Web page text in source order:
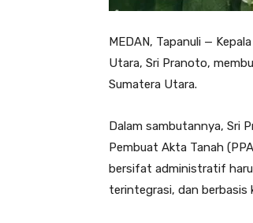
MEDAN, Tapanuli —
Utara, Sri Pranoto,
Sumatera Utara.
Dalam sambutannya, Sri
Pembuat Akta Tanah
bersifat administratif
terintegrasi, dan berbasis